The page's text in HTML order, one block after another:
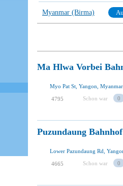
Myanmar (Birma)
Ma Hlwa Vorbei
Myo Pat St, Yangon, Myanmar
4795 Schon war 0
Puzundaung Bahnhof
Lower Pazundaung Rd,
4665 Schon war 0